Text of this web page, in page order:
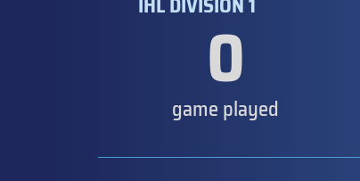
0
game played